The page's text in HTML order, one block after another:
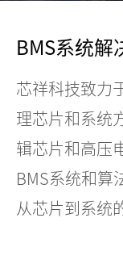
BMS系统解
芯祥科技致力
理芯片和系统
辑芯片和高压
BMS系统和算
从芯片到系统